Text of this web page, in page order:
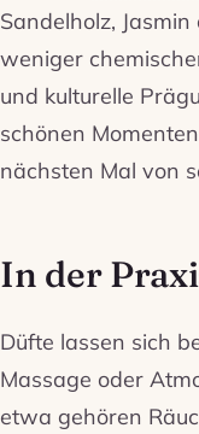
Sandelholz,
weniger
und kulturelle
schönen
nächsten Mal von
In der
Düfte lassen sich
Massage oder
etwa gehören